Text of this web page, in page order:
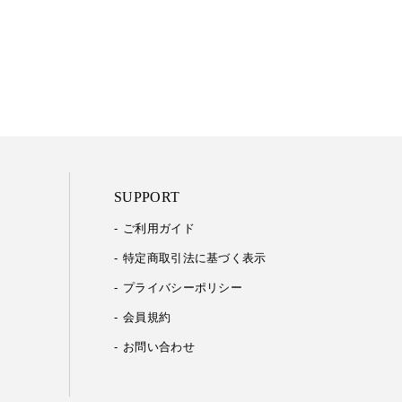
SUPPORT
ご利用ガイド
特定商取引法に基づく表示
プライバシーポリシー
会員規約
お問い合わせ